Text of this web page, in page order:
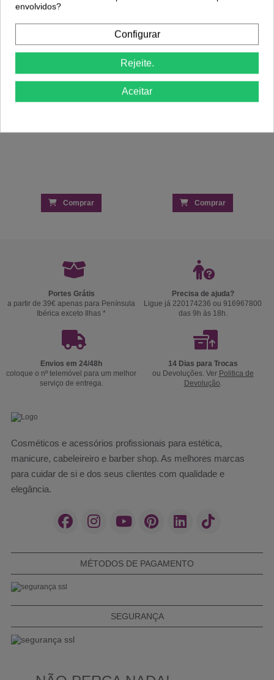
Lápis Sobrancelhas nº301 - Browliner -
3,56 €
Comprar Comprar
Portes Grátis
a partir de 39€ apenas para Península
Ibérica exceto Ilhas *
Precisa de ajuda?
Ligue já 220174236 ou 916967800
das 9h às 18h.
Envios em 24/48h
coloque o nº telemóvel para um melhor
serviço de entrega.
14 Dias para Trocas
ou Devoluções. Ver Politica de
Devolução.
Cosméticos e acessórios profissionais para estética,
manicure, cabeleireiro e barber shop. As melhores marcas
para cuidar de si e dos seus clientes com qualidade e
elegância.
MÉTODOS DE PAGAMENTO
SEGURANÇA
envolvidos?
Configurar
Rejeite.
Aceitar